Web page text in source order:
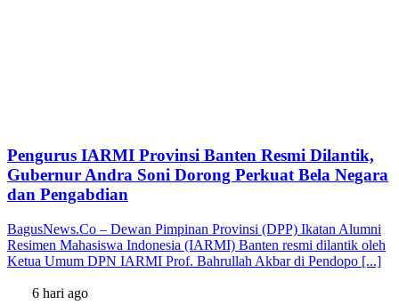
Pengurus IARMI Provinsi Banten Resmi Dilantik,
Gubernur Andra Soni Dorong Perkuat Bela Negara
dan Pengabdian
BagusNews.Co – Dewan Pimpinan Provinsi (DPP) Ikatan Alumni
Resimen Mahasiswa Indonesia (IARMI) Banten resmi dilantik oleh
Ketua Umum DPN IARMI Prof. Bahrullah Akbar di Pendopo [...]
6 hari ago